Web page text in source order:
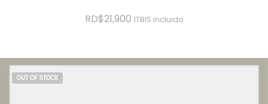
RD$21,900 ITBIS incluido
OUT OF STOCK